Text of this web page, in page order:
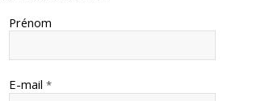
Prénom
E-mail*